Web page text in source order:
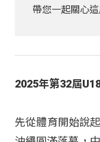
帶您一起關心
2025年第32屆
先從體育開始說